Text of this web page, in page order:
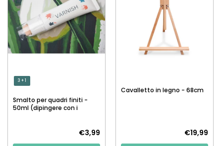
3 + 1
Smalto per quadri finiti -
50ml (dipingere con i
€3,99
Cavalletto in legno - 68cm
€19,99